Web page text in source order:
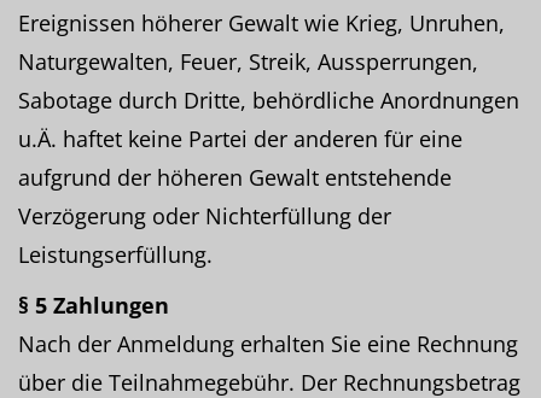
Ereignissen höherer Gewalt wie Krieg, Unruhen,
Naturgewalten, Feuer, Streik, Aussperrungen,
Sabotage durch Dritte, behördliche Anordnungen
u.Ä. haftet keine Partei der anderen für eine
aufgrund der höheren Gewalt entstehende
Verzögerung oder Nichterfüllung der
Leistungserfüllung.
§ 5 Zahlungen
Nach der Anmeldung erhalten Sie eine Rechnung
über die Teilnahmegebühr. Der Rechnungsbetrag